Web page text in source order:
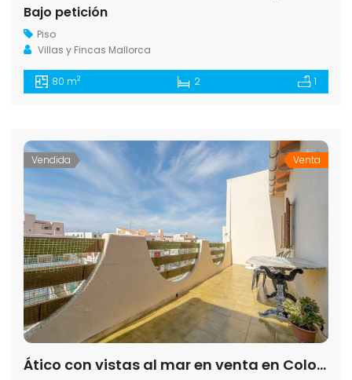
Bajo petición
Piso
Villas y Fincas Mallorca
80 m2 2 1
Vendida Venta
Ático con vistas al mar en venta en Colonia de Sant Jordi